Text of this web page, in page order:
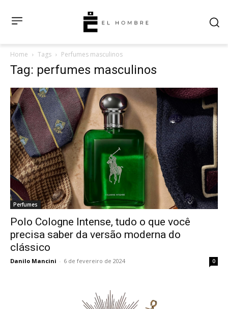
Home Tags Perfumes masculinos
Tag: perfumes masculinos
Perfumes
Polo Cologne Intense, tudo o que você
precisa saber da versão moderna do
clássico
Danilo Mancini - 6 de fevereiro de 2024 0